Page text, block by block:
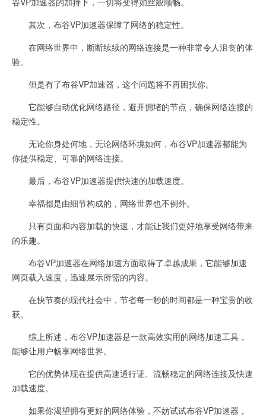
其次，布谷VP加速器保障了网络的稳定性。
在网络世界中，断断续续的网络连接是一种非常令人沮丧的体
验。
但是有了布谷VP加速器，这个问题将不再困扰你。
它能够自动优化网络路径，避开拥堵的节点，确保网络连接的
稳定性。
无论你身处何地，无论网络环境如何，布谷VP加速器都能为
你提供稳定、可靠的网络连接。
最后，布谷VP加速器提供快速的加载速度。
幸福都是由细节构成的，网络世界也不例外。
只有页面和内容加载的快速，才能让我们更好地享受网络带来
的乐趣。
布谷VP加速器在网络加速方面取得了卓越成果，它能够加速
网页载入速度，迅速展示所需的内容。
在快节奏的现代社会中，节省每一秒的时间都是一种宝贵的收
获。
综上所述，布谷VP加速器是一款高效实用的网络加速工具，
能够让用户畅享网络世界。
它的优势体现在提供高速通行证、流畅稳定的网络连接及快速
加载速度。
如果你渴望拥有更好的网络体验，不妨试试布谷VP加速器，